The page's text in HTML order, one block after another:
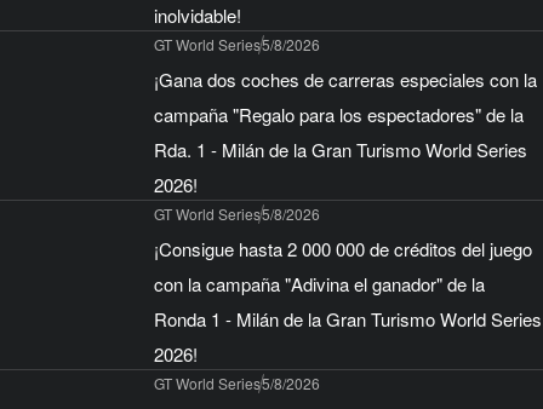
inolvidable!
GT World Series5/8/2026
¡Gana dos coches de carreras especiales con la
campaña "Regalo para los espectadores" de la
Rda. 1 - Milán de la Gran Turismo World Series
2026!
GT World Series5/8/2026
¡Consigue hasta 2 000 000 de créditos del juego
con la campaña "Adivina el ganador" de la
Ronda 1 - Milán de la Gran Turismo World Series
2026!
GT World Series5/8/2026